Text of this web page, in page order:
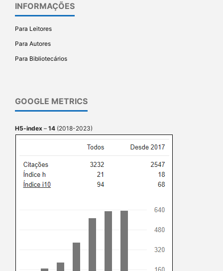
INFORMAÇÕES
Para Leitores
Para Autores
Para Bibliotecários
GOOGLE METRICS
H5-index – 14 (2018-2023)